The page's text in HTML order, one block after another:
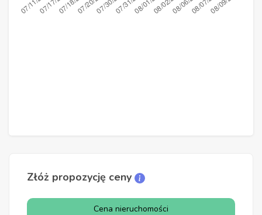
Złóż propozycję ceny
Cena nieruchomości